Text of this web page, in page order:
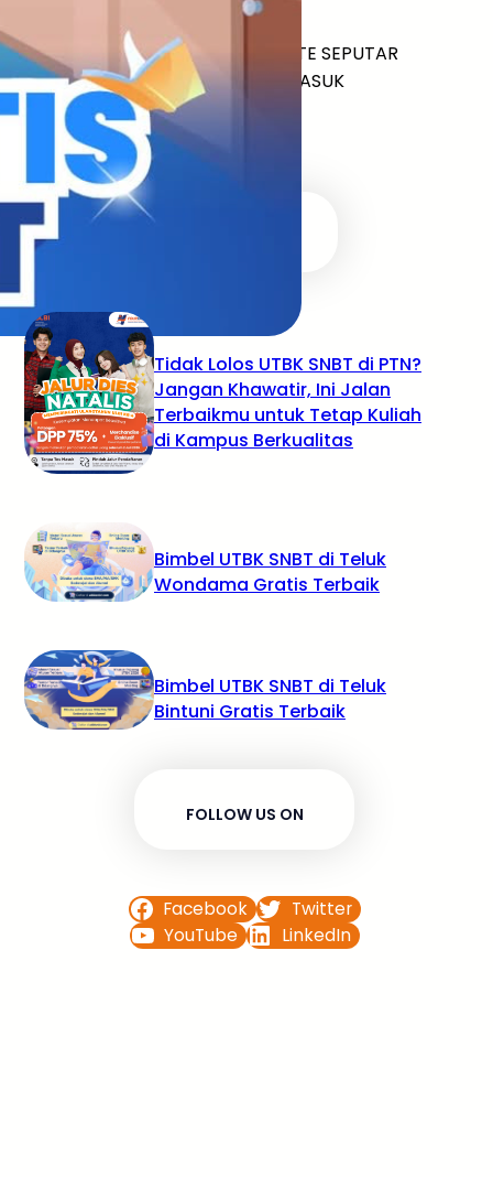
MEDIA INFOMRASI TERUPDATE SEPUTAR
KAMPUS DAN UJIAN MASUK
Tidak Lolos UTBK SNBT di PTN?
Jangan Khawatir, Ini Jalan
Terbaikmu untuk Tetap Kuliah
di Kampus Berkualitas
Bimbel UTBK SNBT di Teluk
Wondama Gratis Terbaik
Bimbel UTBK SNBT di Teluk
Bintuni Gratis Terbaik
FOLLOW US ON
Facebook
Twitter
YouTube
LinkedIn